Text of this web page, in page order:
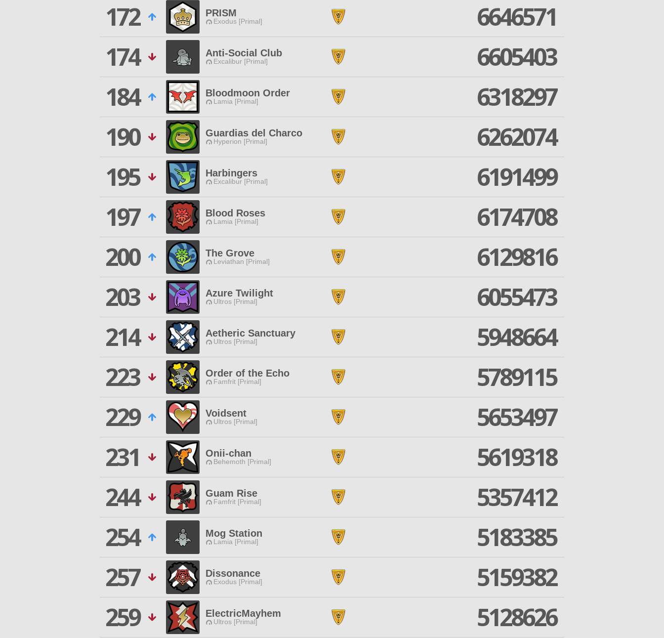
172
PRISM
Exodus [Primal]
6646571
174
Anti-Social Club
Excalibur [Primal]
6605403
184
Bloodmoon Order
Lamia [Primal]
6318297
190
Guardias del Charco
Hyperion [Primal]
6262074
195
Harbingers
Excalibur [Primal]
6191499
197
Blood Roses
Lamia [Primal]
6174708
200
The Grove
Leviathan [Primal]
6129816
203
Azure Twilight
Ultros [Primal]
6055473
214
Aetheric Sanctuary
Ultros [Primal]
5948664
223
Order of the Echo
Famfrit [Primal]
5789115
229
Voidsent
Ultros [Primal]
5653497
231
Onii-chan
Behemoth [Primal]
5619318
244
Guam Rise
Famfrit [Primal]
5357412
254
Mog Station
Lamia [Primal]
5183385
257
Dissonance
Exodus [Primal]
5159382
259
ElectricMayhem
Ultros [Primal] 5128626